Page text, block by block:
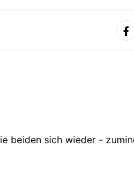
beiden sich wieder -